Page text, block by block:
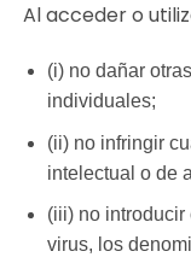
Al acceder o
(i) no dañar
individuales;
(ii) no infringir
intelectual o de
(iii) no
virus, los